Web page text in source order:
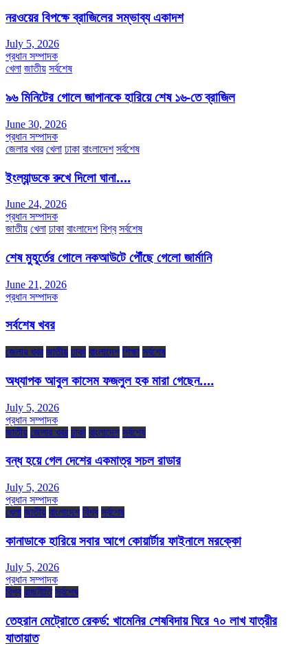
নরওয়ের বিপক্ষে ব্রাজিলের সম্ভাব্য একাদশ
July 5, 2026
প্রধান সম্পাদক
খেলা জাতীয় সর্বশেষ
৯৬ মিনিটের গোলে জাপানকে হারিয়ে শেষ ১৬-তে ব্রাজিল
June 30, 2026
প্রধান সম্পাদক
জেলার খবর খেলা ঢাকা বাংলাদেশ সর্বশেষ
ইংল্যান্ডকে রুখে দিলো ঘানা….
June 24, 2026
প্রধান সম্পাদক
জাতীয় খেলা ঢাকা বাংলাদেশ বিশ্ব সর্বশেষ
শেষ মুহূর্তের গোলে নকআউটে পৌঁছে গেলো জার্মানি
June 21, 2026
প্রধান সম্পাদক
সর্বশেষ খবর
জেলার খবর জাতীয় ঢাকা বাংলাদেশ শিক্ষা সর্বশেষ
অধ্যাপক আবুল কাসেম ফজলুল হক মারা গেছেন….
July 5, 2026
প্রধান সম্পাদক
জাতীয় জেলার খবর ঢাকা বাংলাদেশ সর্বশেষ
বন্ধ হয়ে গেল দেশের একমাত্র সচল রাডার
July 5, 2026
প্রধান সম্পাদক
খেলা জাতীয় বাংলাদেশ বিশ্ব সর্বশেষ
কানাডাকে হারিয়ে সবার আগে কোয়ার্টার ফাইনালে মরক্কো
July 5, 2026
প্রধান সম্পাদক
বিশ্ব রাজনীতি সর্বশেষ
তেহরান মেট্রোতে রেকর্ড: খামেনির শেষবিদায় ঘিরে ৭০ লাখ যাত্রীর
যাতায়াত